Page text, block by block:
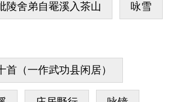
陵舍弟自罨溪入茶山 咏雪
首（一作武功县闲居）